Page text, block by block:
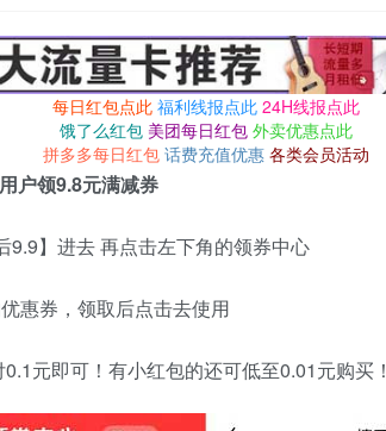
每日红包点此 福利线报点此 24H线报点此
饿了么红包 美团每日红包 外卖优惠点此
拼多多每日红包 话费充值优惠 各类会员活动
户领9.8元满减券
9.9】进去 再点击左下角的领券中心
惠券，领取后点击去使用
元即可！有小红包的还可低至0.01元购买！